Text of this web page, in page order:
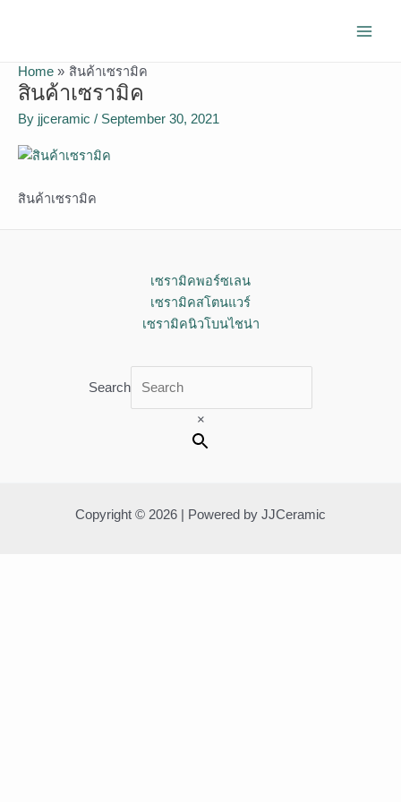
Home สินค้าเซรามิค
สินค้าเซรามิค
By jjceramic / September 30, 2021
สินค้าเซรามิค
เซรามิคพอร์ซเลน
เซรามิคสโตนแวร์
เซรามิคนิวโบนไชน่า
Search
×
Copyright © 2026 | Powered by JJCeramic